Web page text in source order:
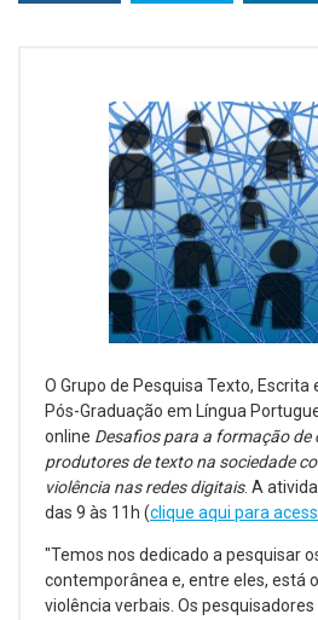
O Grupo de Pesquisa Texto,
Pós-Graduação em Língua
online Desafios para a formação de
produtores de texto na sociedade
violência nas redes digitais. A
das 9 às 11h (clique aqui para
"Temos nos dedicado a pesquisar
contemporânea e, entre eles, está
violência verbais. Os